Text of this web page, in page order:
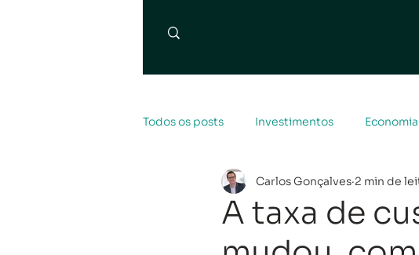
Todos os posts Investimentos Economia
A taxa de
Carlos Gonçalves 2 min de